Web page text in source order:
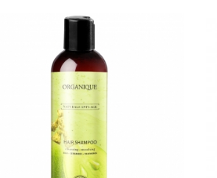
ZOBACZ PRODUKT